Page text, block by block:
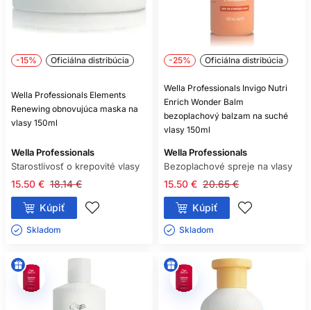
-15% Oficiálna distribúcia
Wella Professionals Elements
Renewing obnovujúca maska na
vlasy 150ml
Wella Professionals
Starostlivosť o krepovité vlasy
18.14 €
15.50 €
Kúpiť
Skladom ㅤ
-25% Oficiálna distribúcia
Wella Professionals Invigo Nutri
Enrich Wonder Balm
bezoplachový balzam na suché
vlasy 150ml
Wella Professionals
Bezoplachové spreje na vlasy
20.65 €
15.50 €
Kúpiť
Skladom ㅤ